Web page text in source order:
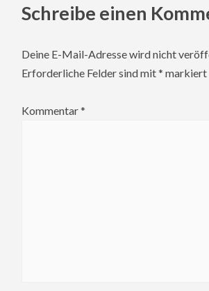
Schreibe einen
Deine E-Mail-Adresse wird nicht
Erforderliche Felder sind mit* markiert
Kommentar*